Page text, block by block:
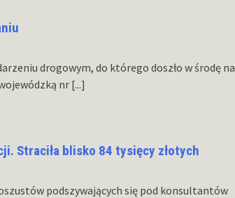
drogowym, do którego doszło w środę na
nr[...]
Straciła blisko 84 tysięcy złotych
podszywających się pod konsultantów